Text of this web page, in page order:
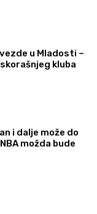
u Mladosti –
kluba
i dalje može do
možda bude